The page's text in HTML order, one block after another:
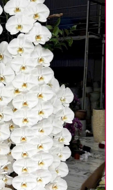
điệp đẹp và
cây hoa
có thể sẽ
thực tế và
theo mùa